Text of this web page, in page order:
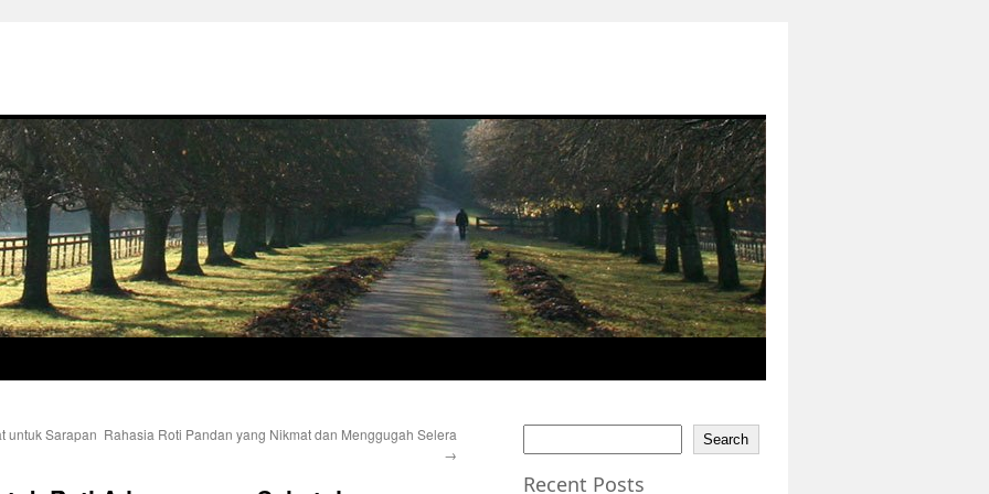
untuk Sarapan Rahasia Roti Pandan yang Nikmat dan Menggugah Selera
→
Search
Recent Posts